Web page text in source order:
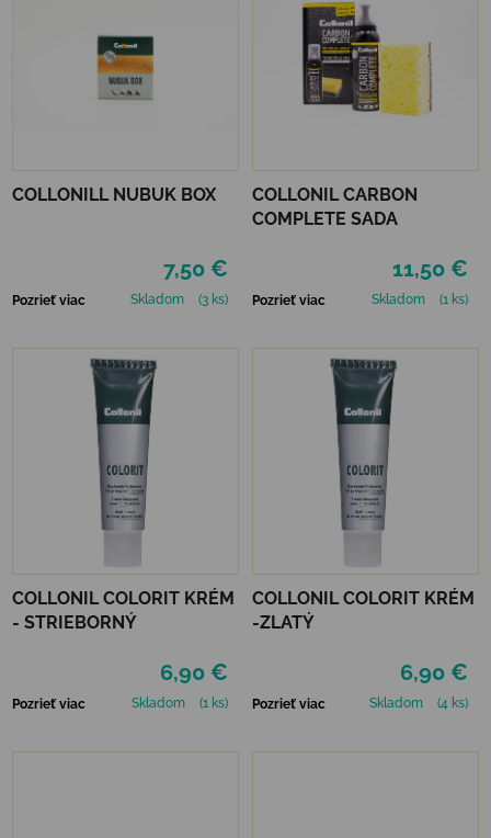
COLLONILL NUBUK BOX
7,50 €
Pozrieť viac Skladom (3 ks)
COLLONIL CARBON
COMPLETE SADA
11,50 €
Pozrieť viac Skladom (1 ks)
COLLONIL COLORIT KRÉM
- STRIEBORNÝ
6,90 €
Pozrieť viac Skladom (1 ks)
COLLONIL COLORIT KRÉM
-ZLATÝ
6,90 €
Pozrieť viac Skladom (4 ks)